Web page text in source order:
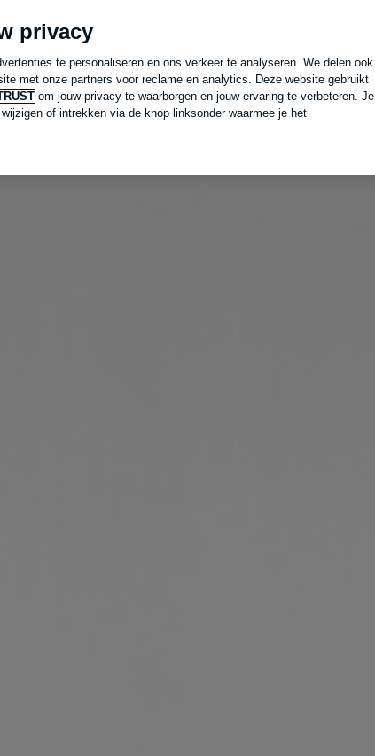
privacy
te personaliseren en ons verkeer te analyseren. We delen ook
met onze partners voor reclame en analytics. Deze website gebruikt
om jouw privacy te waarborgen en jouw ervaring te verbeteren. Je
of intrekken via de knop linksonder waarmee je het